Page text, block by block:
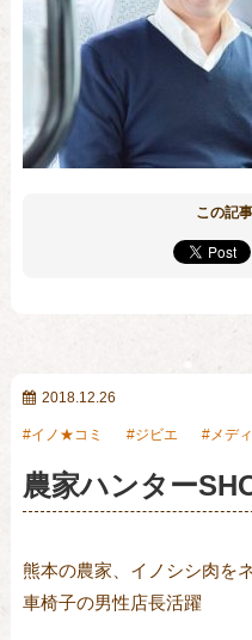
この記
2018.12.26
イノ★コミ ジビエ メデ
農家ハンター
熊本の農家、イノシシ肉を
車椅子の男性店長活躍